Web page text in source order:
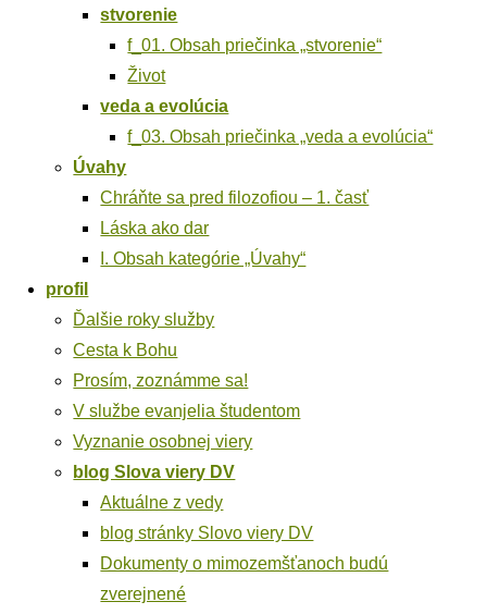
stvo­re­nie
f_01. Obsah prie­čin­ka „stvo­re­nie“
Život
veda a evolúcia
f_03. Obsah prie­čin­ka „veda a evolúcia“
Úva­hy
Chráň­te sa pred filo­zo­fi­ou – 1. časť
Lás­ka ako dar
I. Obsah kate­gó­rie „Úva­hy“
pro­fil
Ďal­šie roky služby
Ces­ta k Bohu
Pro­sím, zoznám­me sa!
V služ­be evan­je­lia študentom
Vyzna­nie osob­nej viery
blog Slo­va vie­ry DV
Aktu­ál­ne z vedy
blog strán­ky Slo­vo vie­ry DV
Doku­men­ty o mimo­zemš­ťa­noch budú
zverejnené